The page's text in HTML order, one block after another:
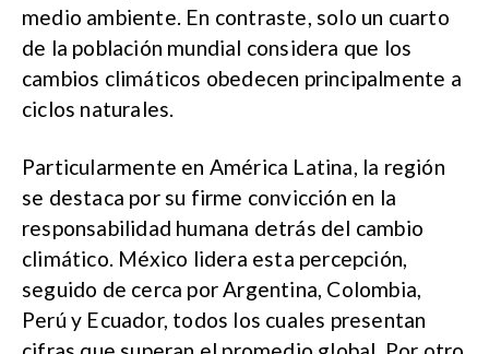
medio ambiente. En contraste, solo un cuarto
de la población mundial considera que los
cambios climáticos obedecen principalmente a
ciclos naturales.
Particularmente en América Latina, la región
se destaca por su firme convicción en la
responsabilidad humana detrás del cambio
climático. México lidera esta percepción,
seguido de cerca por Argentina, Colombia,
Perú y Ecuador, todos los cuales presentan